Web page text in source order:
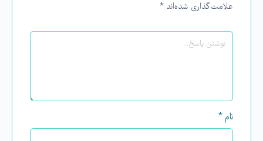
علامت‌گذاری شده‌اند *
نام *